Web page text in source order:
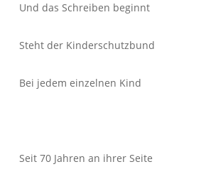
Und das Schreiben beginnt
Steht der Kinderschutzbund
Bei jedem einzelnen Kind
Seit 70 Jahren an ihrer Seite